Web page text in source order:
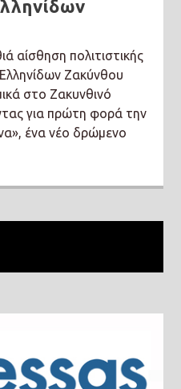
αίσθηση πολιτιστικής
Ζακύνθου
στο Ζακυνθινό
για πρώτη φορά την
ένα νέο δρώμενο